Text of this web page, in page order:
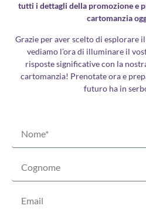
tutti i dettagli della promozione e
cartomanzia
Grazie per aver scelto di esplorare
vediamo l’ora di illuminare il
risposte significative con la
cartomanzia! Prenotate ora e
futuro ha in